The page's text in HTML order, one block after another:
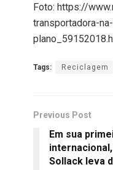
Foto: https://
transportadora-
Tags: Reciclagem
Previous Post
Em sua
Sollack leva